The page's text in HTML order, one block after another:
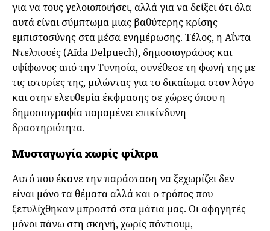
για να τους γελοιοποιήσει, αλλά για να δείξει ότι όλα
αυτά είναι σύμπτωμα μιας βαθύτερης κρίσης
εμπιστοσύνης στα μέσα ενημέρωσης. Τέλος, η Αΐντα
Ντελπουές (Aïda Delpuech), δημοσιογράφος και
υψίφωνος από την Τυνησία, συνέθεσε τη φωνή της με
τις ιστορίες της, μιλώντας για το δικαίωμα στον λόγο
και στην ελευθερία έκφρασης σε χώρες όπου η
δημοσιογραφία παραμένει επικίνδυνη
δραστηριότητα.
Μυσταγωγία χωρίς φίλτρα
Αυτό που έκανε την παράσταση να ξεχωρίζει δεν
είναι μόνο τα θέματα αλλά και ο τρόπος που
ξετυλίχθηκαν μπροστά στα μάτια μας. Οι αφηγητές
μόνοι πάνω στη σκηνή, χωρίς πόντιουμ,